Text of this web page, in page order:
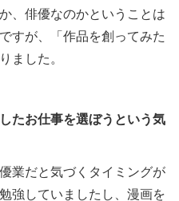
、俳優なのかということは
すが、「作品を創ってみた
ました。
たお仕事を選ぼうという気
業だと気づくタイミングが
強していましたし、漫画を